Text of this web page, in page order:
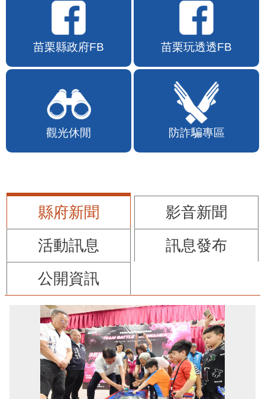
苗栗縣政府FB 苗栗玩透透FB
觀光休閒 防詐騙專區
縣府新聞
影音新聞
活動訊息
訊息發布
公開資訊